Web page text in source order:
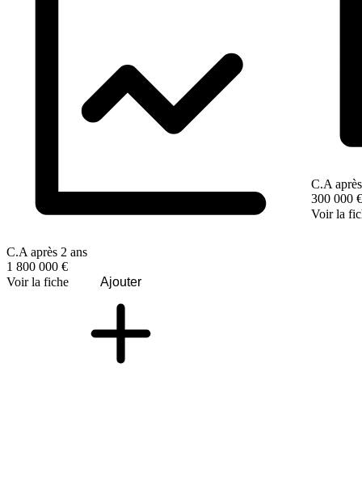
C.A après 2 ans
1 800 000 €
Voir la fiche
Ajouter
C.A
300 000 €
Voir la